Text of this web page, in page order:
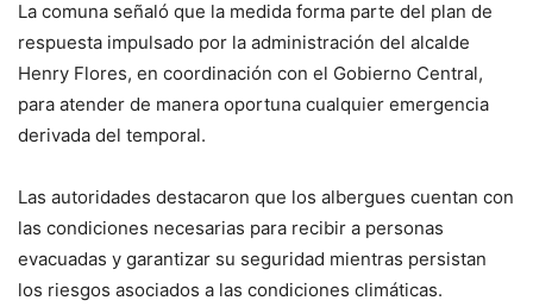
La comuna señaló que la medida forma parte del plan de
respuesta impulsado por la administración del alcalde
Henry Flores, en coordinación con el Gobierno Central,
para atender de manera oportuna cualquier emergencia
derivada del temporal.
Las autoridades destacaron que los albergues cuentan con
las condiciones necesarias para recibir a personas
evacuadas y garantizar su seguridad mientras persistan
los riesgos asociados a las condiciones climáticas.